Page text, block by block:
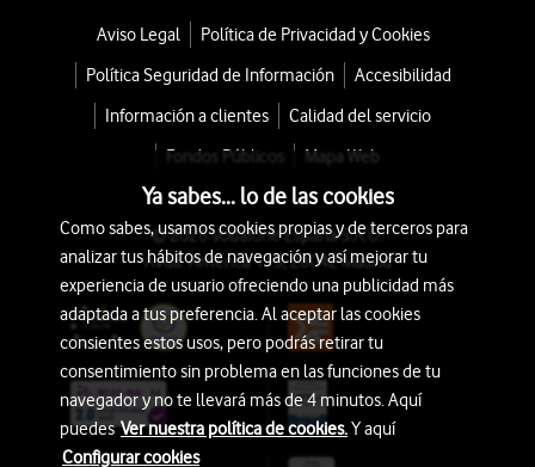
Aviso Legal
Política de Privacidad y Cookies
Política Seguridad de Información
Accesibilidad
Información a clientes
Calidad del servicio
Fondos Públicos
Mapa Web
© 2026 Vodafone España S.A.U.
Avda. América 115, 28042 Madrid
Ya sabes... lo de las cookies
Como sabes, usamos cookies propias y de terceros para
analizar tus hábitos de navegación y así mejorar tu
experiencia de usuario ofreciendo una publicidad más
adaptada a tus preferencia. Al aceptar las cookies
consientes estos usos, pero podrás retirar tu
consentimiento sin problema en las funciones de tu
navegador y no te llevará más de 4 minutos. Aquí
puedesVer nuestra política de cookies.Y aquí
Configurar cookies